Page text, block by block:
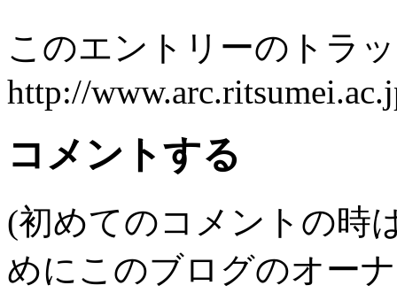
このエントリーのトラ
http://
コメントする
(初めてのコメントの時
めにこのブログのオー